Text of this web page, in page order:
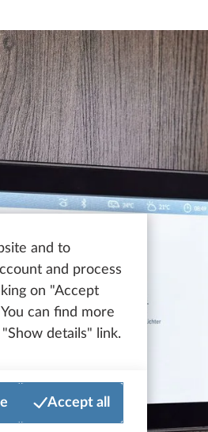
and to
and process
on "Accept
can find more
details" link.
Accept all